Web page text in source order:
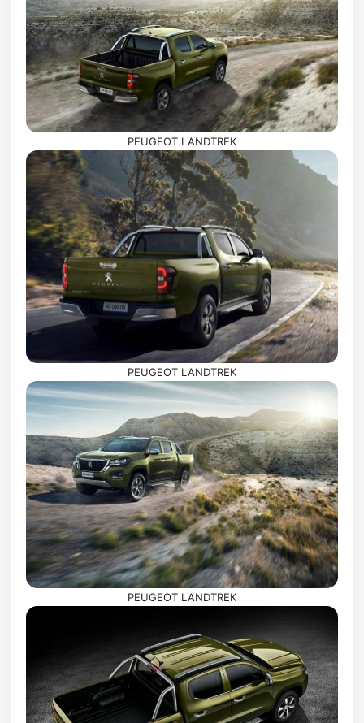
PEUGEOT LANDTREK
PEUGEOT LANDTREK
PEUGEOT LANDTREK